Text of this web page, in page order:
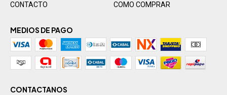
CONTACTO COMO COMPRAR
MEDIOS DE PAGO
CONTACTANOS